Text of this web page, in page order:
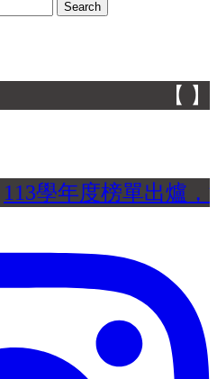
【 】
113學年度榜單出爐，